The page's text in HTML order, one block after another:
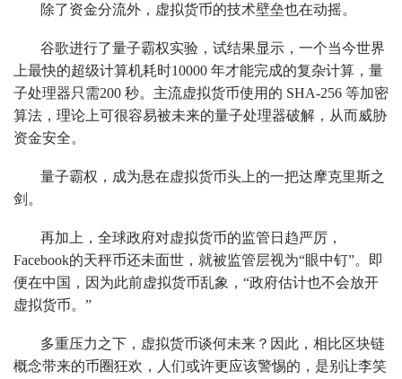
除了资金分流外，虚拟货币的技术壁垒也在动摇。
谷歌进行了量子霸权实验，试结果显示，一个当今世界
上最快的超级计算机耗时10000 年才能完成的复杂计算，量
子处理器只需200 秒。主流虚拟货币使用的 SHA-256 等加密
算法，理论上可很容易被未来的量子处理器破解，从而威胁
资金安全。
量子霸权，成为悬在虚拟货币头上的一把达摩克里斯之
剑。
再加上，全球政府对虚拟货币的监管日趋严厉，
Facebook的天秤币还未面世，就被监管层视为“眼中钉”。即
便在中国，因为此前虚拟货币乱象，“政府估计也不会放开
虚拟货币。”
多重压力之下，虚拟货币谈何未来？因此，相比区块链
概念带来的币圈狂欢，人们或许更应该警惕的，是别让李笑